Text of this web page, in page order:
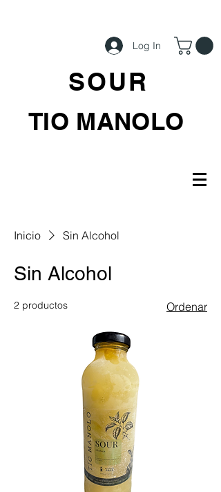
Log In
SOUR
TIO MANOLO
Inicio Sin Alcohol
Sin Alcohol
2 productos Ordenar